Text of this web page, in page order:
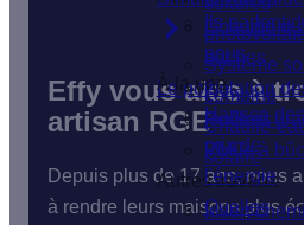
Isolation du
sol
Isolation
fenêtres
VMC
Chaudière
bûches
Le poêle
Poêle à
Poêle à
Autres travaux
Insert
Système
combiné
Chauffe-
solaire
Ils parlent
nous
À la une
Hausse des
prix de
l'énergie
Quelles
Effy vous aide à
artisan RGE
Depuis plus de 17 ans, nous
à rendre leurs maisons plus